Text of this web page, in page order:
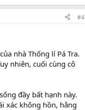
#4
nhà Thống lí Pá Tra.
nhiên, cuối cùng cô
đầy bất hạnh này.
xác không hồn, hằng